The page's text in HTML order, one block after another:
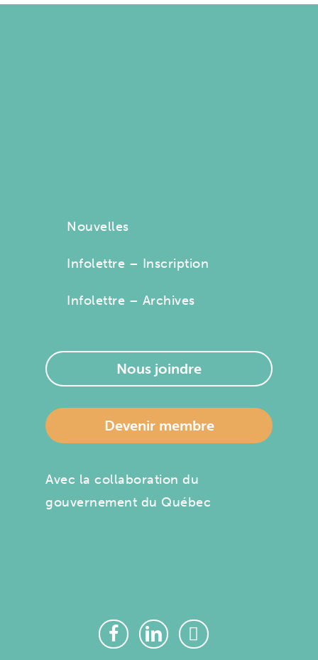
Nouvelles
Infolettre – Inscription
Infolettre – Archives
Nous joindre
Devenir membre
Avec la collaboration du
gouvernement du Québec